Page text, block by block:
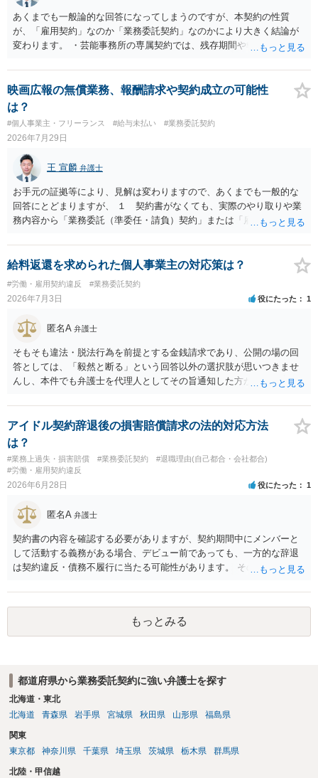
あくまでも一般論的な回答になってしまうのですが、本契約の性質
が、「雇用契約」なのか「業務委託契約」なのかにより大きく結論が
変わります。 ・芸能事務所の専属契約では、残存期間や報酬額、投下
務上よくあるからといって当然に適法という意味ではなく、実際の損
害との対応関係や合理性が重要です。 ・違約金に上限がなくても、常
に有効になるわけではありません。契約が労働契約に近い実態なら労
基法16条で無効となる余地があり、そうでなくても、金額が事務所の
損害と比べて過大なら無効や減額が争点になります。 ・契約前の修正
交渉は一般的です。 交渉の方向としては、上限額を設ける、実損害ベ
ースにする、算定根拠を明確化する、違約金ではなく「合理的な実
費・未回収費用のみ」に限定する、などが典型です。 ・弁護士に契約
前に契約書の内容をレビューしてもらう価値は十分にあると思われま
す。 争点は、契約類型が雇用か業務委託か、実態として労働者性があ
るか、解除事由が双方にどう定められているか、違約金の算定根拠が
合理的か、という複数論点に分かれます。契約前なら、交渉のパワー
バランスの問題もありますが、修正余地があるうえ、後から争うより
コストを抑えやすいので、資料等を持参の上弁護士に確認されること
をお勧めします。 ・事務所側の解除でも、解除理由によってはタレン
ト側に損害賠償が発生する建付けになっていることはあります。ただ
し、事務所側が一方的に解除したのにタレントへ違約金を課す設計
の重大な契約違反がある場合は、実損害の範囲で請求される可能性は
映画広報の無償業務、報酬請求や契約成立の可能性
は？
#個人事業主・フリーランス #給与未払い #業務委託契約
2026年7月29日
王 宣麟 弁護士
お手元の証拠等により、見解は変わりますので、あくまでも一般的な
回答にとどまりますが、 １ 契約書がなくても、実際のやり取りや業
務内容から「業務委託（準委任・請負）契約」または「雇用契約」が
ランティア・無償協力という色彩が強かった場合には、契約内容（有
償か無償か）について当事者間の認識が大きな争点となり得ます。
２ 上記を前提に、これまでの業務についても、有償の業務委託契約
や雇用契約が成立していた前提で給与を請求するルートなどが理論上
考えられます。 もっとも、裁判等で必ず認められるわけではなく、当
事者の認識やメール・チャットの内容等の証拠関係によって結論が変
わります。 ３ 報酬額については、事前の取決めがなくても、同種業
務の相場や通常の報酬水準を基準に「相当額」を算定して請求するこ
と自体は法律上否定されません。 ただし、相手方が「無償のつもりだ
った」と反論する可能性も高く、請求額の全額がそのまま認められる
とは限らないため、交渉の場面では「理論上の満額」と「現実的な落
としどころ」を分けて考える必要があります。 ４ 制作側から名刺が
支給され、その肩書きで外部と打合せ・広報活動を行っていた事実
は、「プロジェクトの一員として継続的に業務を担当していた」こと
を裏付ける有力な事情になります。もっとも、名刺の存在だけで有償
契約や具体的な報酬額が自動的に認められるわけではなく、あくまで
他の証拠と併せて評価される位置付けです。 ５ 今後も関わる場合
は、業務範囲、報酬、期間・解約条件、著作権・クレジット表記、費
用負担等を明確に定めた業務委託契約書を締結しておくことを強くお
すすめします。円満な話し合いのためには、 ・これまでの業務内容・
負担を時系列で整理し事実関係を共有すること ・「過去の貢献への最
低限の謝意・一部清算」と「今後の関係・契約条件」の双方につい
て、複数の選択肢を用意して提案すること を意識されるとよいかと思
います。 いずれにしても、契約書がないまま継続してきた経緯や、お
互いの認識・証拠関係によって結論が左右されるため、この回答はあ
安については、実際のメール・チャット・業務内容の資料をお持ちの
給料返還を求められた個人事業主の対応策は？
#労働・雇用契約違反 #業務委託契約
2026年7月3日 役にたった 1
匿名A 弁護士
そもそも違法・脱法行為を前提とする金銭請求であり、公開の場の回
答としては、「毅然と断る」という回答以外の選択肢が思いつきませ
んし、本件でも弁護士を代理人としてその旨通知した方がよい事案で
アイドル契約辞退後の損害賠償請求の法的対応方法
は？
#業務上過失・損害賠償 #業務委託契約
#退職理由(自己都合・会社都合)
#労働・雇用契約違反
2026年6月28日 役にたった 1
匿名A 弁護士
契約書の内容を確認する必要がありますが、契約期間中にメンバーと
して活動する義務がある場合、デビュー前であっても、一方的な辞退
は契約違反・債務不履行に当たる可能性があります。 そのため、運営
費用、ライブ準備費用、レッスン関係費用なども、辞退によって実際
に追加で発生した合理的費用であれば、損害として主張される可能性
があります。 もっとも、運営側の請求額がそのまま認められるわけで
はありません。各費目について、具体的な損害、金額、辞退との因果
慎重な検討が必要です。 また「家庭の事情」が正当な辞退理由になる
かは、その具体的内容によります。介護、転居、健康問題など、活動
継続が客観的に困難といえる事情があるかが重要です。 未成年であれ
退時の扱いについて親権者に説明されていたかも確認すべきです。 現
時点では、安易に支払義務を認めず、契約書、募集記事、LINE等を保
存したうえで、請求費目、金額、根拠資料の明示を求めるのがよいと
もっとみる
都道府県から業務委託契約に強い弁護士を探す
北海道・東北
北海道
青森県 岩手県 宮城県 秋田県 山形県 福島県
関東
東京都
神奈川県 千葉県 埼玉県 茨城県 栃木県 群馬県
北陸・甲信越